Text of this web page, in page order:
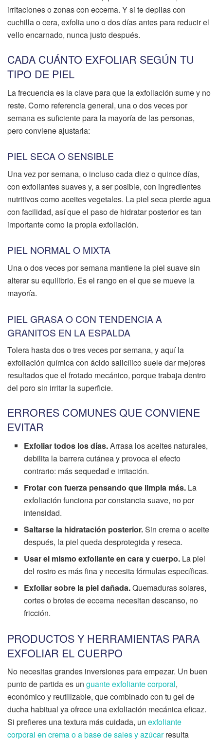
irritaciones o zonas con eccema. Y si te depilas con
cuchilla o cera, exfolia uno o dos días antes para reducir el
vello encarnado, nunca justo después.
CADA CUÁNTO EXFOLIAR SEGÚN TU
TIPO DE PIEL
La frecuencia es la clave para que la exfoliación sume y no
reste. Como referencia general, una o dos veces por
semana es suficiente para la mayoría de las personas,
pero conviene ajustarla:
PIEL SECA O SENSIBLE
Una vez por semana, o incluso cada diez o quince días,
con exfoliantes suaves y, a ser posible, con ingredientes
nutritivos como aceites vegetales. La piel seca pierde agua
con facilidad, así que el paso de hidratar posterior es tan
importante como la propia exfoliación.
PIEL NORMAL O MIXTA
Una o dos veces por semana mantiene la piel suave sin
alterar su equilibrio. Es el rango en el que se mueve la
mayoría.
PIEL GRASA O CON TENDENCIA A
GRANITOS EN LA ESPALDA
Tolera hasta dos o tres veces por semana, y aquí la
exfoliación química con ácido salicílico suele dar mejores
resultados que el frotado mecánico, porque trabaja dentro
del poro sin irritar la superficie.
ERRORES COMUNES QUE CONVIENE
EVITAR
Exfoliar todos los días.Arrasa los aceites naturales,
debilita la barrera cutánea y provoca el efecto
contrario: más sequedad e irritación.
Frotar con fuerza pensando que limpia más. La
exfoliación funciona por constancia suave, no por
intensidad.
Saltarse la hidratación posterior.Sin crema o aceite
después, la piel queda desprotegida y reseca.
Usar el mismo exfoliante en cara y cuerpo. La piel
del rostro es más fina y necesita fórmulas específicas.
Exfoliar sobre la piel dañada.Quemaduras solares,
cortes o brotes de eccema necesitan descanso, no
fricción.
PRODUCTOS Y HERRAMIENTAS PARA
EXFOLIAR EL CUERPO
No necesitas grandes inversiones para empezar. Un buen
punto de partida es un guante exfoliante corporal,
económico y reutilizable, que combinado con tu gel de
ducha habitual ya ofrece una exfoliación mecánica eficaz.
Si prefieres una textura más cuidada, un exfoliante
corporal en crema o a base de sales y azúcarresulta